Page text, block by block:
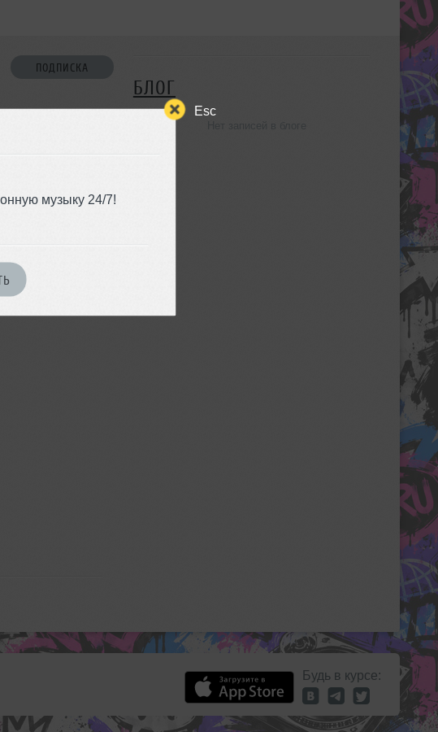
Esc
музыку 24/7!
ПОДПИСКА
БЛОГ
Будь в курсе: